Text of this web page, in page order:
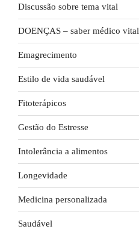
Discussão sobre tema vital
DOENÇAS – saber médico vital
Emagrecimento
Estilo de vida saudável
Fitoterápicos
Gestão do Estresse
Intolerância a alimentos
Longevidade
Medicina personalizada
Saudável